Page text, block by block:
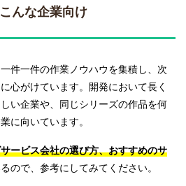
んな企業向け
件一件の作業ノウハウを集積し、次
心がけています。開発において長く
い企業や、同じシリーズの作品を何
に向いています。
ービス会社の選び方、おすすめのサ
ので、参考にしてみてください。